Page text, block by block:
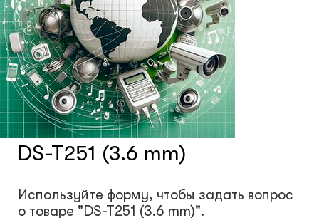
- Hikvision
- Комплектующие и монтажный
материал
Системы защиты товаров от краж
Счетчики посетителей
Защита товара на стеллажах
Системы фонового озвучивания
DS-T251 (3.6 mm)
Используйте форму, чтобы задать вопрос
о товаре "DS-T251 (3.6 mm)".